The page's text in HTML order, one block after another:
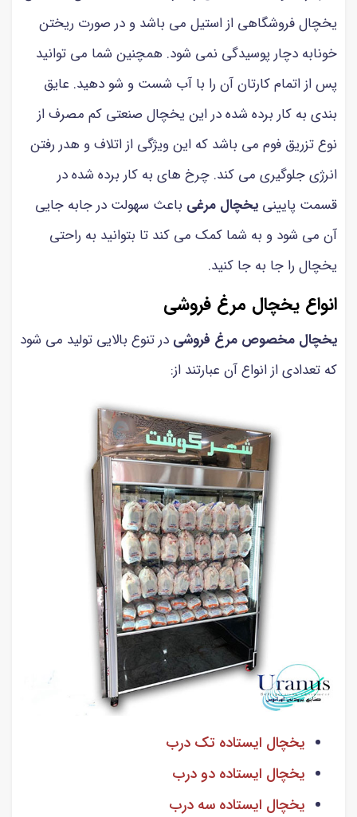
یخچال فروشگاهی از استیل می باشد و در صورت ریختن
خونابه دچار پوسیدگی نمی شود. همچنین شما می توانید
پس از اتمام کارتان آن را با آب شست و شو دهید. عایق
بندی به کار برده شده در این یخچال صنعتی کم مصرف از
نوع تزریق فوم می باشد که این ویژگی از اتلاف و هدر رفتن
انرژی جلوگیری می کند. چرخ های به کار برده شده در
قسمت پایینی یخچال مرغی باعث سهولت در جابه جایی
آن می شود و به شما کمک می کند تا بتوانید به راحتی
یخچال را جا به جا کنید.
انواع یخچال مرغ فروشی
یخچال مخصوص مرغ فروشی در تنوع بالایی تولید می شود
که تعدادی از انواع آن عبارتند از:
یخچال ایستاده تک درب
یخچال ایستاده دو درب
یخچال ایستاده سه درب